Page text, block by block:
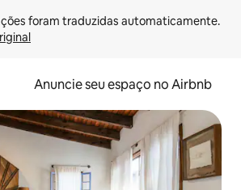
Anuncie seu espaço no Airbnb